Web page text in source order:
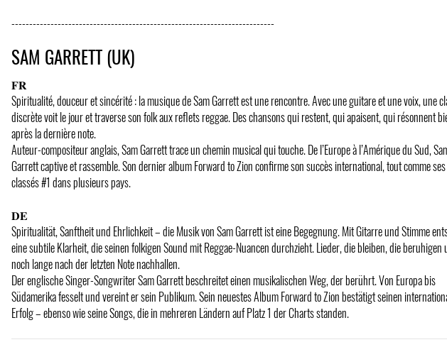
--------------------------------------------------------------------------
SAM GARRETT (UK)
𝐅𝐑
Spiritualité, douceur et sincérité : la musique de Sam Garrett est une rencontre. Avec une guitare et une voix, une
discrète voit le jour et traverse son folk aux reflets reggae. Des chansons qui restent, qui apaisent, qui résonnent
après la dernière note.
Auteur-compositeur anglais, Sam Garrett trace un chemin musical qui touche. De l’Europe à l’Amérique du Sud,
Garrett captive et rassemble. Son dernier album Forward to Zion confirme son succès international, tout comme
classés #1 dans plusieurs pays.
𝐃𝐄
Spiritualität, Sanftheit und Ehrlichkeit – die Musik von Sam Garrett ist eine Begegnung. Mit Gitarre und Stimme
eine subtile Klarheit, die seinen folkigen Sound mit Reggae-Nuancen durchzieht. Lieder, die bleiben, die beruhigen
noch lange nach der letzten Note nachhallen.
Der englische Singer-Songwriter Sam Garrett beschreitet einen musikalischen Weg, der berührt. Von Europa bis
Südamerika fesselt und vereint er sein Publikum. Sein neuestes Album Forward to Zion bestätigt seinen
Erfolg – ebenso wie seine Songs, die in mehreren Ländern auf Platz 1 der Charts standen.